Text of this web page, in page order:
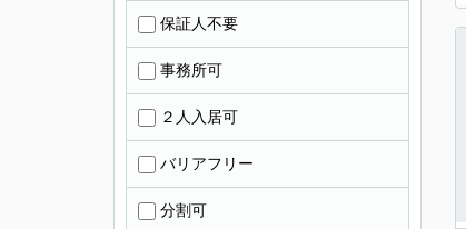
保証人不要
事務所可
２人入居可
バリアフリー
分割可